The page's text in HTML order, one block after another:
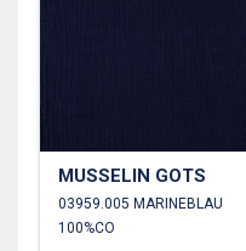
MUSSELIN GOTS
03959.005 MARINEBLAU
100%CO